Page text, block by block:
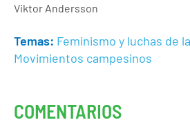
Viktor Andersson
Temas: Feminismo y luchas de
Movimientos campesinos
COMENTARIOS